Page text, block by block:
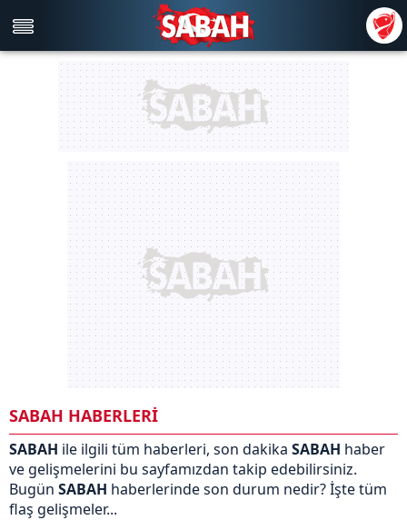
SABAH HABERLERİ
SABAH ile ilgili tüm haberleri, son dakika SABAH haber
ve gelişmelerini bu sayfamızdan takip edebilirsiniz.
Bugün SABAH haberlerinde son durum nedir? İşte tüm
flaş gelişmeler...